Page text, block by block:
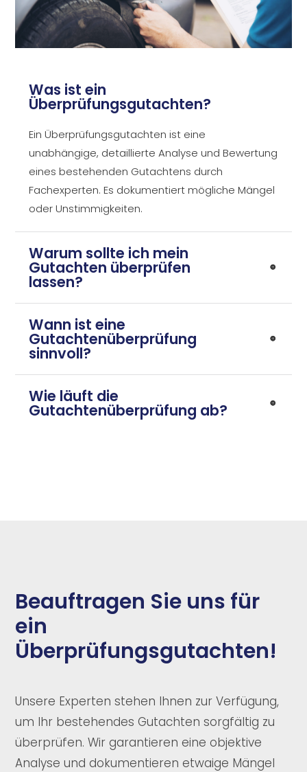
Was ist ein
Überprüfungsgutachten?
Ein Überprüfungsgutachten ist eine
unabhängige, detaillierte Analyse und Bewertung
eines bestehenden Gutachtens durch
Fachexperten. Es dokumentiert mögliche Mängel
oder Unstimmigkeiten.
Warum sollte ich mein
Gutachten überprüfen
lassen?
Wann ist eine
Gutachtenüberprüfung
sinnvoll?
Wie läuft die
Gutachtenüberprüfung ab?
Beauftragen Sie uns für
ein
Überprüfungsgutachten!
Unsere Experten stehen Ihnen zur Verfügung,
um Ihr bestehendes Gutachten sorgfältig zu
überprüfen. Wir garantieren eine objektive
Analyse und dokumentieren etwaige Mängel